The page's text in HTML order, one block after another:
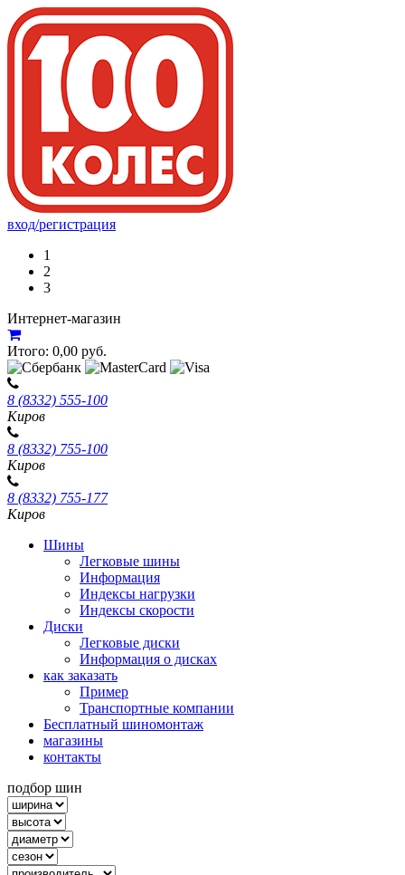
вход/регистрация
1
2
3
Интернет-магазин
Итого: 0,00 руб.
8 (8332) 555-100
Киров
8 (8332) 755-100
Киров
8 (8332) 755-177
Киров
Шины
Легковые шины
Информация
Индексы нагрузки
Индексы скорости
Диски
Легковые диски
Информация о дисках
как заказать
Пример
Транспортные компании
Бесплатный шиномонтаж
магазины
контакты
подбор шин